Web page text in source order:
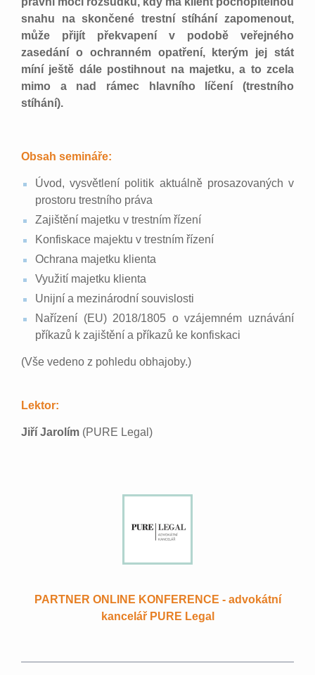
snahu na skončené trestní stíhání zapomenout,
může přijít překvapení v podobě veřejného
zasedání o ochranném opatření, kterým jej stát
míní ještě dále postihnout na majetku, a to zcela
mimo a nad rámec hlavního líčení (trestního
stíhání).
Obsah semináře:
Úvod, vysvětlení politik aktuálně prosazovaných v
prostoru trestního práva
Zajištění majetku v trestním řízení
Konfiskace majektu v trestním řízení
Ochrana majetku klienta
Využití majetku klienta
Unijní a mezinárodní souvislosti
Nařízení (EU) 2018/1805 o vzájemném uznávání
příkazů k zajištění a příkazů ke konfiskaci
(Vše vedeno z pohledu obhajoby.)
Lektor:
Jiří Jarolím (PURE Legal)
PARTNER ONLINE KONFERENCE - advokátní
kancelář PURE Legal